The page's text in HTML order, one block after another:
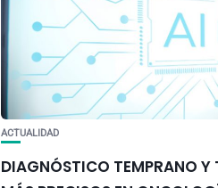
ACTUALIDAD
DIAGNÓSTICO TEMPRANO Y